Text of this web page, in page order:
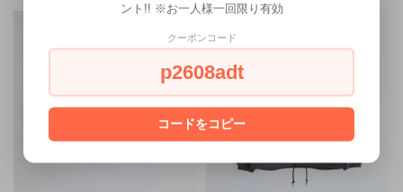
ント!! ※お一人様一回限り有効
クーポンコード
p2608adt
コードをコピー